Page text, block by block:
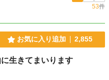
53件
お気に入り追加 2,855
生きてまいります